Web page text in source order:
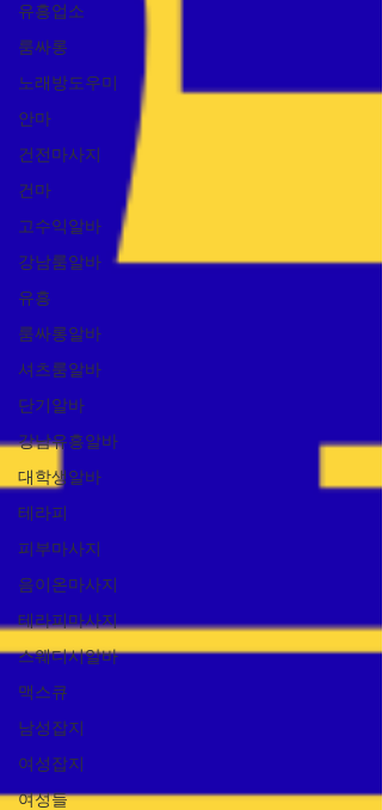
유흥업소
룸싸롱
노래방도우미
안마
건전마사지
건마
고수익알바
강남룸알바
유흥
룸싸롱알바
셔츠룸알바
단기알바
강남유흥알바
대학생알바
테라피
피부마사지
음이온마사지
테라피마사지
스웨디시알바
맥스큐
남성잡지
여성잡지
여성들